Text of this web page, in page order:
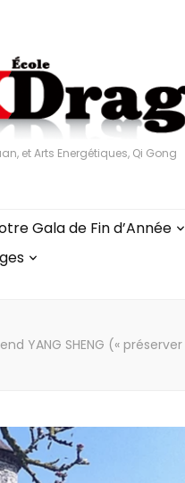
et Arts Energétiques, Qi Gong
Gala de Fin d’Année
YANG SHENG («